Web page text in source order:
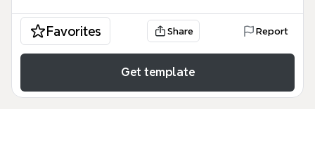
Favorites Share Report
Get template